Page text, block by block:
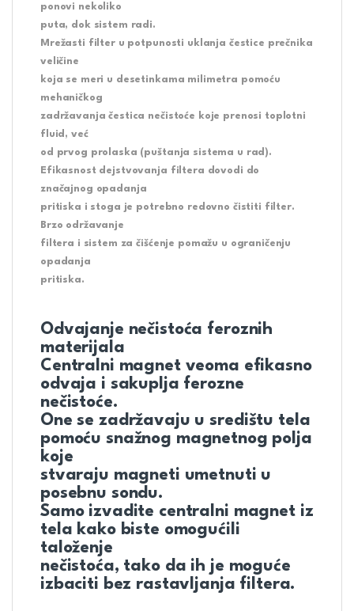
ponovi nekoliko
puta, dok sistem radi.
Mrežasti filter u potpunosti uklanja čestice prečnika
veličine
koja se meri u desetinkama milimetra pomoću
mehaničkog
zadržavanja čestica nečistoće koje prenosi toplotni
fluid, već
od prvog prolaska (puštanja sistema u rad).
Efikasnost dejstvovanja filtera dovodi do
značajnog opadanja
pritiska i stoga je potrebno redovno čistiti filter.
Brzo održavanje
filtera i sistem za čišćenje pomažu u ograničenju
opadanja
pritiska.
Odvajanje nečistoća feroznih
materijala
Centralni magnet veoma efikasno
odvaja i sakuplja ferozne
nečistoće.
One se zadržavaju u središtu tela
pomoću snažnog magnetnog polja
koje
stvaraju magneti umetnuti u
posebnu sondu.
Samo izvadite centralni magnet iz
tela kako biste omogućili
taloženje
nečistoća, tako da ih je moguće
izbaciti bez rastavljanja filtera.